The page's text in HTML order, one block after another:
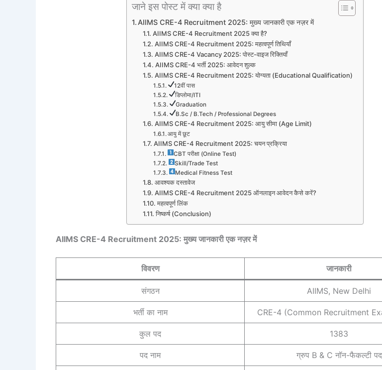
जाने इस पोस्ट में क्या क्या है
AIIMS CRE-4 Recruitment 2025: मुख्य जानकारी एक नज़र में
AIIMS CRE-4 Recruitment 2025 क्या है?
AIIMS CRE-4 Recruitment 2025: महत्वपूर्ण तिथियाँ
AIIMS CRE-4 Vacancy 2025: पोस्ट-वाइज रिक्तियाँ
AIIMS CRE-4 भर्ती 2025: आवेदन शुल्क
AIIMS CRE-4 Recruitment 2025: योग्यता (Educational Qualification)
12वीं पास
डिप्लोमा/ITI
Graduation
B.Sc / B.Tech / Professional Degrees
AIIMS CRE-4 Recruitment 2025: आयु सीमा (Age Limit)
आयु में छूट
AIIMS CRE-4 Recruitment 2025: चयन प्रक्रिया
CBT परीक्षा (Online Test)
Skill/Trade Test
Medical Fitness Test
आवश्यक दस्तावेज
AIIMS CRE-4 Recruitment 2025 ऑनलाइन आवेदन कैसे करें?
महत्वपूर्ण लिंक
निष्कर्ष (Conclusion)
AIIMS CRE-4 Recruitment 2025: मुख्य जानकारी एक नज़र में
विवरण जानकारी
संगठन AIIMS, New Delhi
भर्ती का नाम CRE-4 (Common Recruitment
कुल पद 1383
पद नाम ग्रुप B & C नॉन-फैकल्टी पद